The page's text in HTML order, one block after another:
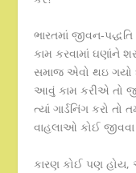
ભારતમાં જીવન-
કામ કરવામાં ઘણાંને
સમાજ એવો થઇ
આવું કામ કરીએ તો
ત્યાં ગાર્ડનિંગ કરો તો
વાહલાઓ કોઈ જીવવા
કારણ કોઈ પણ